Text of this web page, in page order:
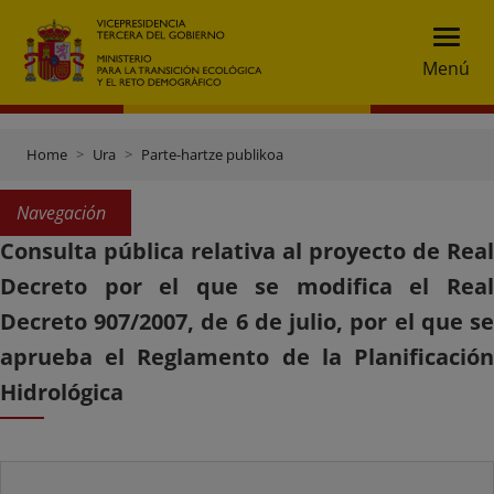
Menú
Home Ura Parte-hartze publikoa
Navegación
Consulta pública relativa al proyecto de Real
Decreto por el que se modifica el Real
Decreto 907/2007, de 6 de julio, por el que se
aprueba el Reglamento de la Planificación
Hidrológica